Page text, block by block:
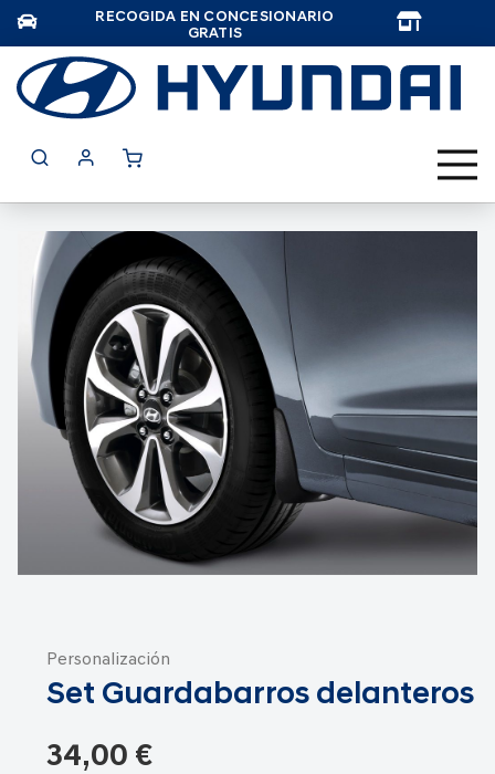
RECOGIDA EN CONCESIONARIO
GRATIS
Personalización
Set Guardabarros delanteros
34,00 €
Saltar
final
de
galería
imágenes
comienzo
galería